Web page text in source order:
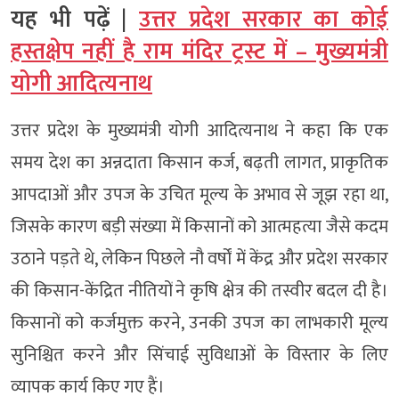
यह भी पढ़ें | उत्तर प्रदेश सरकार का कोई
हस्तक्षेप नहीं है राम मंदिर ट्रस्ट में – मुख्यमंत्री
योगी आदित्यनाथ
उत्तर प्रदेश के मुख्यमंत्री योगी आदित्यनाथ ने कहा कि एक
समय देश का अन्नदाता किसान कर्ज, बढ़ती लागत, प्राकृतिक
आपदाओं और उपज के उचित मूल्य के अभाव से जूझ रहा था,
जिसके कारण बड़ी संख्या में किसानों को आत्महत्या जैसे कदम
उठाने पड़ते थे, लेकिन पिछले नौ वर्षों में केंद्र और प्रदेश सरकार
की किसान-केंद्रित नीतियों ने कृषि क्षेत्र की तस्वीर बदल दी है।
किसानों को कर्जमुक्त करने, उनकी उपज का लाभकारी मूल्य
सुनिश्चित करने और सिंचाई सुविधाओं के विस्तार के लिए
व्यापक कार्य किए गए हैं।